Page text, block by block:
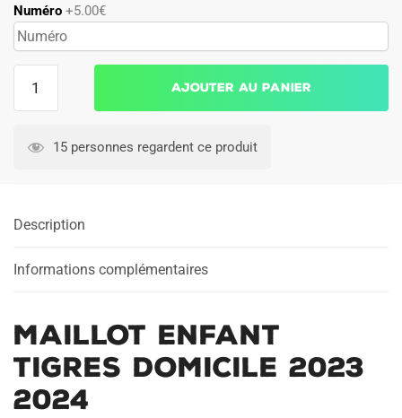
Numéro +5.00€
ENFANT
2024
Ajouter au panier
15 personnes regardent ce produit
Description
Informations complémentaires
MAILLOT ENFANT
TIGRES DOMICILE 2023
2024